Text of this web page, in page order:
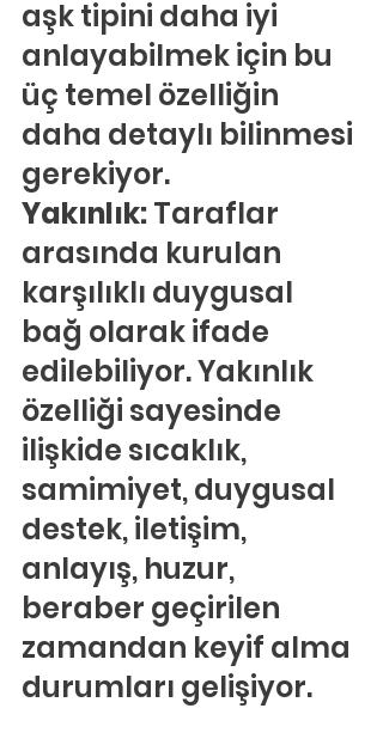
aşk tipini daha iyi
anlayabilmek için bu
üç temel özelliğin
daha detaylı bilinmesi
gerekiyor.
Yakınlık: Taraflar
arasında kurulan
karşılıklı duygusal
bağ olarak ifade
edilebiliyor. Yakınlık
özelliği sayesinde
ilişkide sıcaklık,
samimiyet, duygusal
destek, iletişim,
anlayış, huzur,
beraber geçirilen
zamandan keyif alma
durumları gelişiyor.